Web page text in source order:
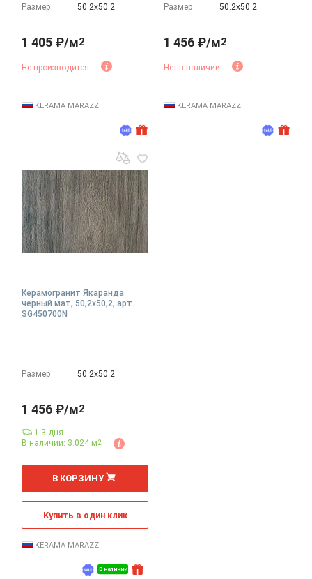
Размер 50.2х50.2
1 405 ₽/м2
Не производится
KERAMA MARAZZI
Размер 50.2х50.2
1 456 ₽/м2
Нет в наличии
KERAMA MARAZZI
Керамогранит Якаранда
черный мат, 50,2x50,2, арт.
SG450700N
Размер 50.2х50.2
В наличии
1 456 ₽/м2
1-3 дня
В наличии: 3.024 м2
В КОРЗИНУ
Купить в один клик
KERAMA MARAZZI